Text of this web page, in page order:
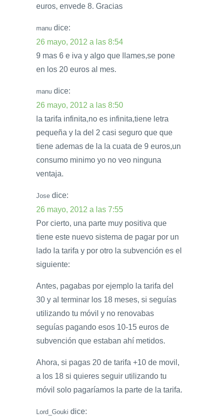
euros, envede 8. Gracias
manu dice:
26 mayo, 2012 a las 8:54
9 mas 6 e iva y algo que llames,se pone
en los 20 euros al mes.
manu dice:
26 mayo, 2012 a las 8:50
la tarifa infinita,no es infinita,tiene letra
pequeña y la del 2 casi seguro que que
tiene ademas de la la cuata de 9 euros,un
consumo minimo yo no veo ninguna
ventaja.
Jose dice:
26 mayo, 2012 a las 7:55
Por cierto, una parte muy positiva que
tiene este nuevo sistema de pagar por un
lado la tarifa y por otro la subvención es el
siguiente:
Antes, pagabas por ejemplo la tarifa del
30 y al terminar los 18 meses, si seguías
utilizando tu móvil y no renovabas
seguías pagando esos 10-15 euros de
subvención que estaban ahí metidos.
Ahora, si pagas 20 de tarifa +10 de movil,
a los 18 si quieres seguir utilizando tu
móvil solo pagaríamos la parte de la tarifa.
Lord_Gouki dice: